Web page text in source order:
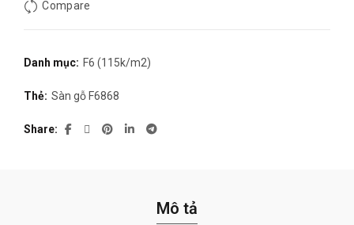
Compare
Danh mục: F6 (115k/m2)
Thẻ: Sàn gỗ F6868
Share
Mô tả